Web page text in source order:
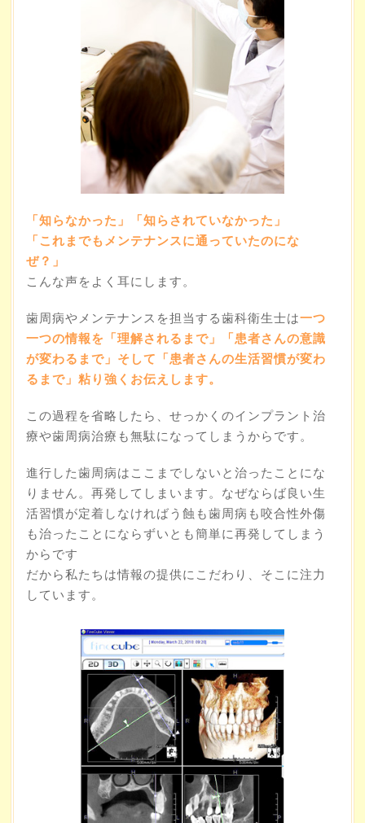
「知らなかった」「知らされていなかった」
「これまでもメンテナンスに通っていたのにな
ぜ？」
こんな声をよく耳にします。
歯周病やメンテナンスを担当する歯科衛生士は一つ
一つの情報を「理解されるまで」「患者さんの意識
が変わるまで」そして「患者さんの生活習慣が変わ
るまで」粘り強くお伝えします。
この過程を省略したら、せっかくのインプラント治
療や歯周病治療も無駄になってしまうからです。
進行した歯周病はここまでしないと治ったことにな
りません。再発してしまいます。なぜならば良い生
活習慣が定着しなければう蝕も歯周病も咬合性外傷
も治ったことにならずいとも簡単に再発してしまう
からです
だから私たちは情報の提供にこだわり、そこに注力
しています。